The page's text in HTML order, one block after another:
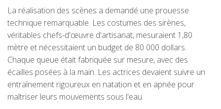
La réalisation des scènes a demandé une prouesse
technique remarquable. Les costumes des sirènes,
véritables chefs-d'œuvre d'artisanat, mesuraient 1,80
mètre et nécessitaient un budget de 80 000 dollars.
Chaque queue était fabriquée sur mesure, avec des
écailles posées à la main. Les actrices devaient suivre un
entraînement rigoureux en natation et en apnée pour
maîtriser leurs mouvements sous l'eau.